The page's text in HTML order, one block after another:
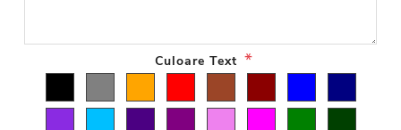
Culoare Text *